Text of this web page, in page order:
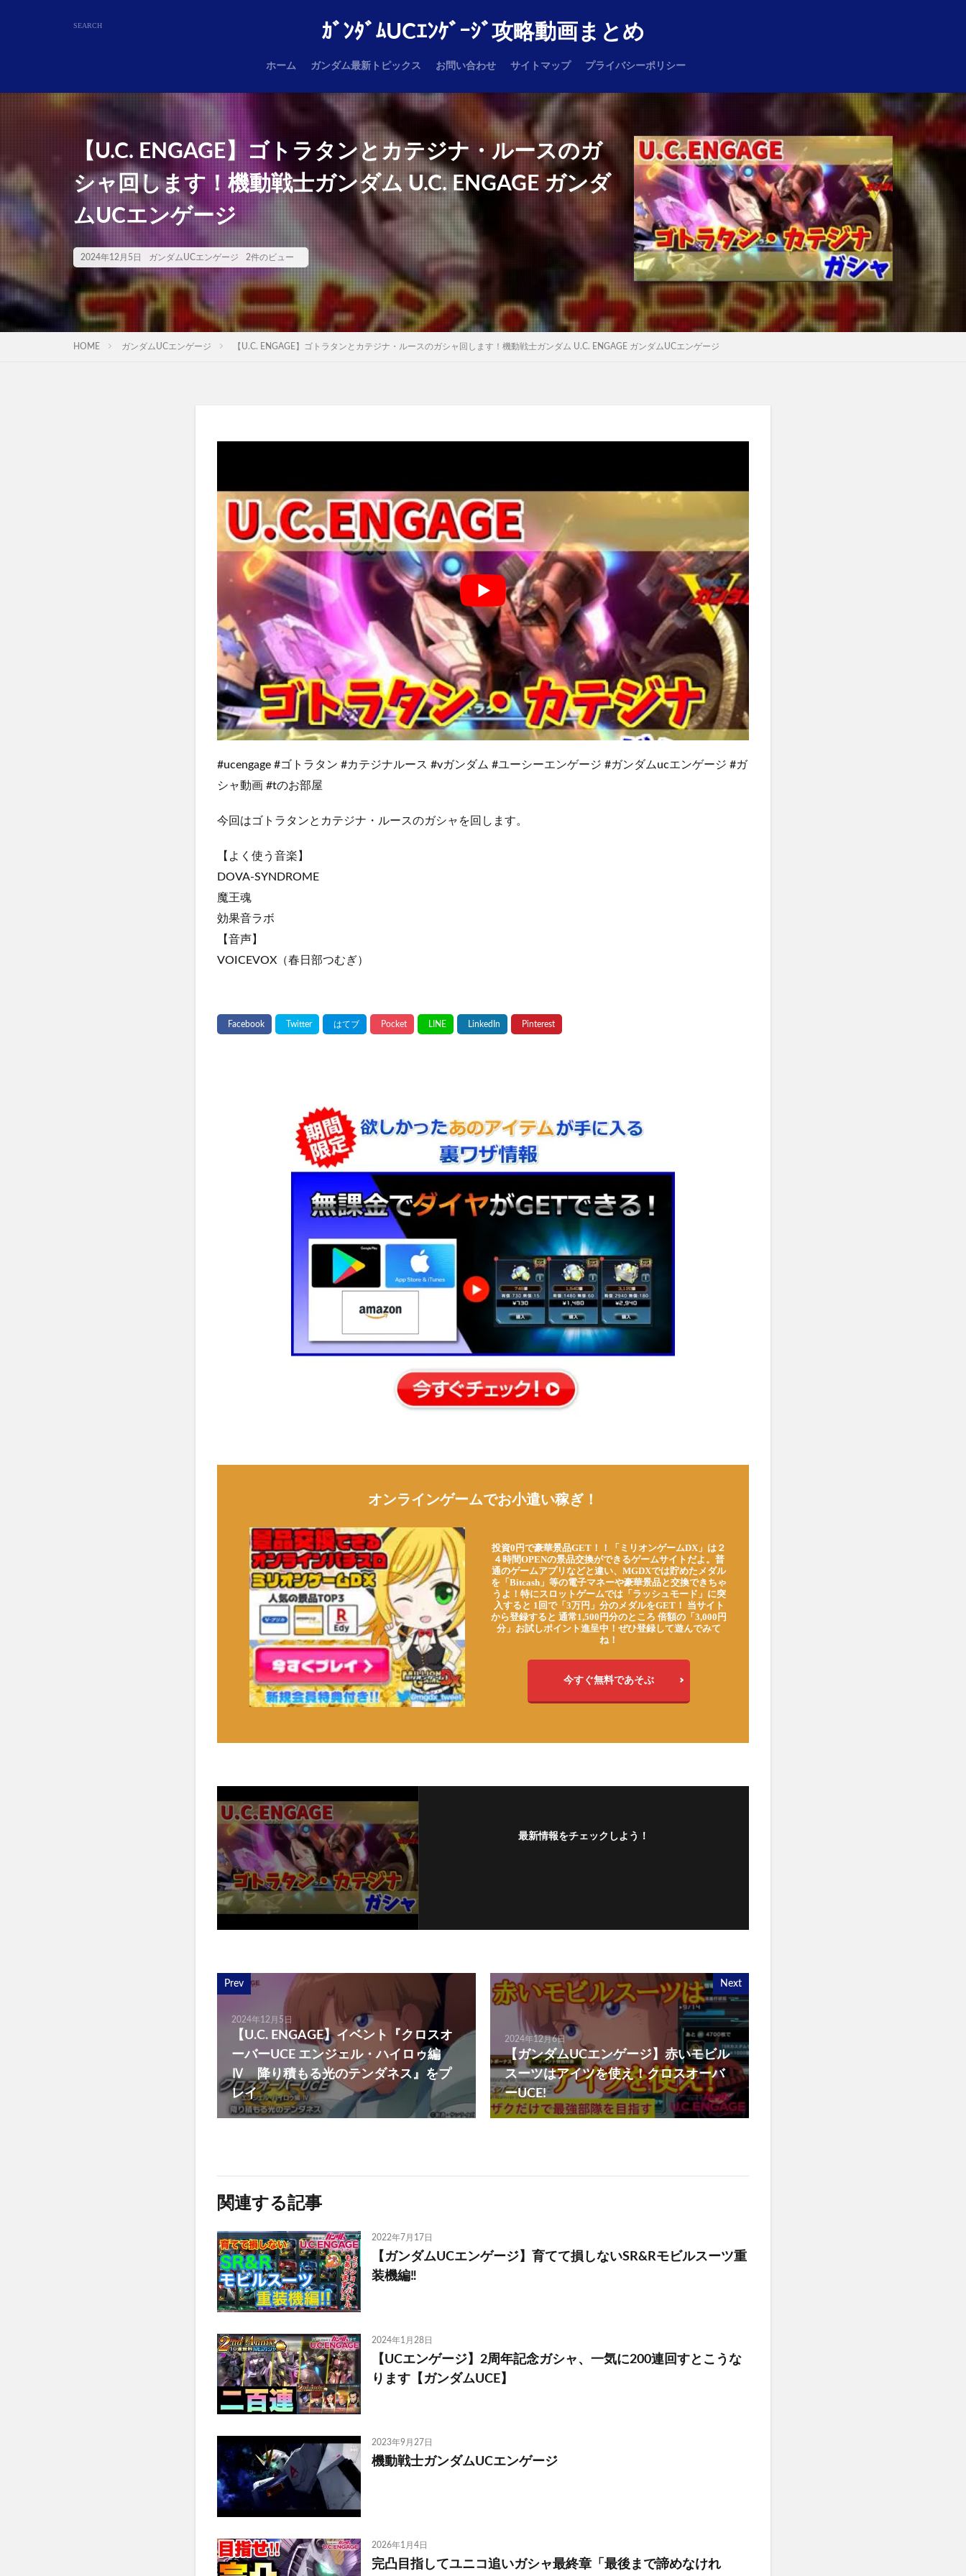
ｶﾞﾝﾀﾞﾑUCｴﾝｹﾞｰｼﾞ攻略動画まとめ
ホーム ガンダム最新トピックス お問い合わせ サイトマップ プライバシーポリシー
【U.C. ENGAGE】ゴトラタンとカテジナ・ルースのガ
シャ回します！機動戦士ガンダム U.C. ENGAGE ガンダ
ムUCエンゲージ
2024年12月5日 ガンダムUCエンゲージ 2件のビュー
HOME ガンダムUCエンゲージ 【U.C. ENGAGE】ゴトラタンとカテジナ・ルースのガシャ回します！機動戦士ガンダム U.C. ENGAGE ガンダムUCエンゲージ
#ucengage #ゴトラタン #カテジナルース #vガンダム #ユーシーエンゲージ #ガンダムucエンゲージ #ガ
シャ動画 #tのお部屋
今回はゴトラタンとカテジナ・ルースのガシャを回します。
【よく使う音楽】
DOVA-SYNDROME
魔王魂
効果音ラボ
【音声】
VOICEVOX（春日部つむぎ）
オンラインゲームでお小遣い稼ぎ！
投資0円で豪華景品GET！！「ミリオンゲームDX」は２
４時間OPENの景品交換ができるゲームサイトだよ。普
通のゲームアプリなどと違い、MGDXでは貯めたメダル
を「Bitcash」等の電子マネーや豪華景品と交換できちゃ
うよ！特にスロットゲームでは「ラッシュモード」に突
入すると 1回で「3万円」分のメダルをGET！ 当サイト
から登録すると 通常1,500円分のところ 倍額の「3,000円
分」お試しポイント進呈中！ぜひ登録して遊んでみて
ね！
今すぐ無料であそぶ
最新情報をチェックしよう！
Prev
2024年12月5日
【U.C. ENGAGE】イベント『クロスオ
ーバーUCE エンジェル・ハイロゥ編
Ⅳ 降り積もる光のテンダネス』をプ
レイ
Next
2024年12月6日
【ガンダムUCエンゲージ】赤いモビル
スーツはアイツを使え！クロスオーバ
ーUCE!
関連する記事
2022年7月17日
【ガンダムUCエンゲージ】育てて損しないSR&Rモビルスーツ重
装機編‼️
2024年1月28日
【UCエンゲージ】2周年記念ガシャ、一気に200連回すとこうな
ります【ガンダムUCE】
2023年9月27日
機動戦士ガンダムUCエンゲージ
2026年1月4日
完凸目指してユニコ追いガシャ最終章「最後まで諦めなけれ